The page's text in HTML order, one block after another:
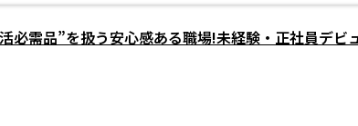
必需品”を扱う安心感ある職場!未経験・正社員デビ